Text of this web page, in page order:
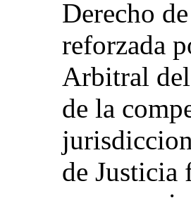
Derecho
reforzada
Arbitral del
de la
de Justicia